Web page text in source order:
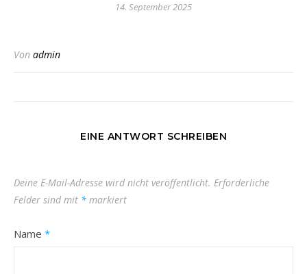
14. September 2025
Von admin
EINE ANTWORT SCHREIBEN
Deine E-Mail-Adresse wird nicht veröffentlicht. Erforderliche
Felder sind mit * markiert
Name *